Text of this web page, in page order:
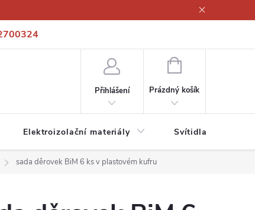
Přihlášení
NÁKUPNÍ
Prázdný košík
Elektroizolační materiály Svítidla a zdroje
sada děrovek BiM 6 ks v plastovém kufru